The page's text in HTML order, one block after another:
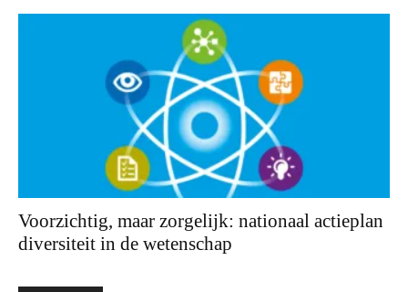
Voorzichtig, maar zorgelijk: nationaal actieplan
diversiteit in de wetenschap